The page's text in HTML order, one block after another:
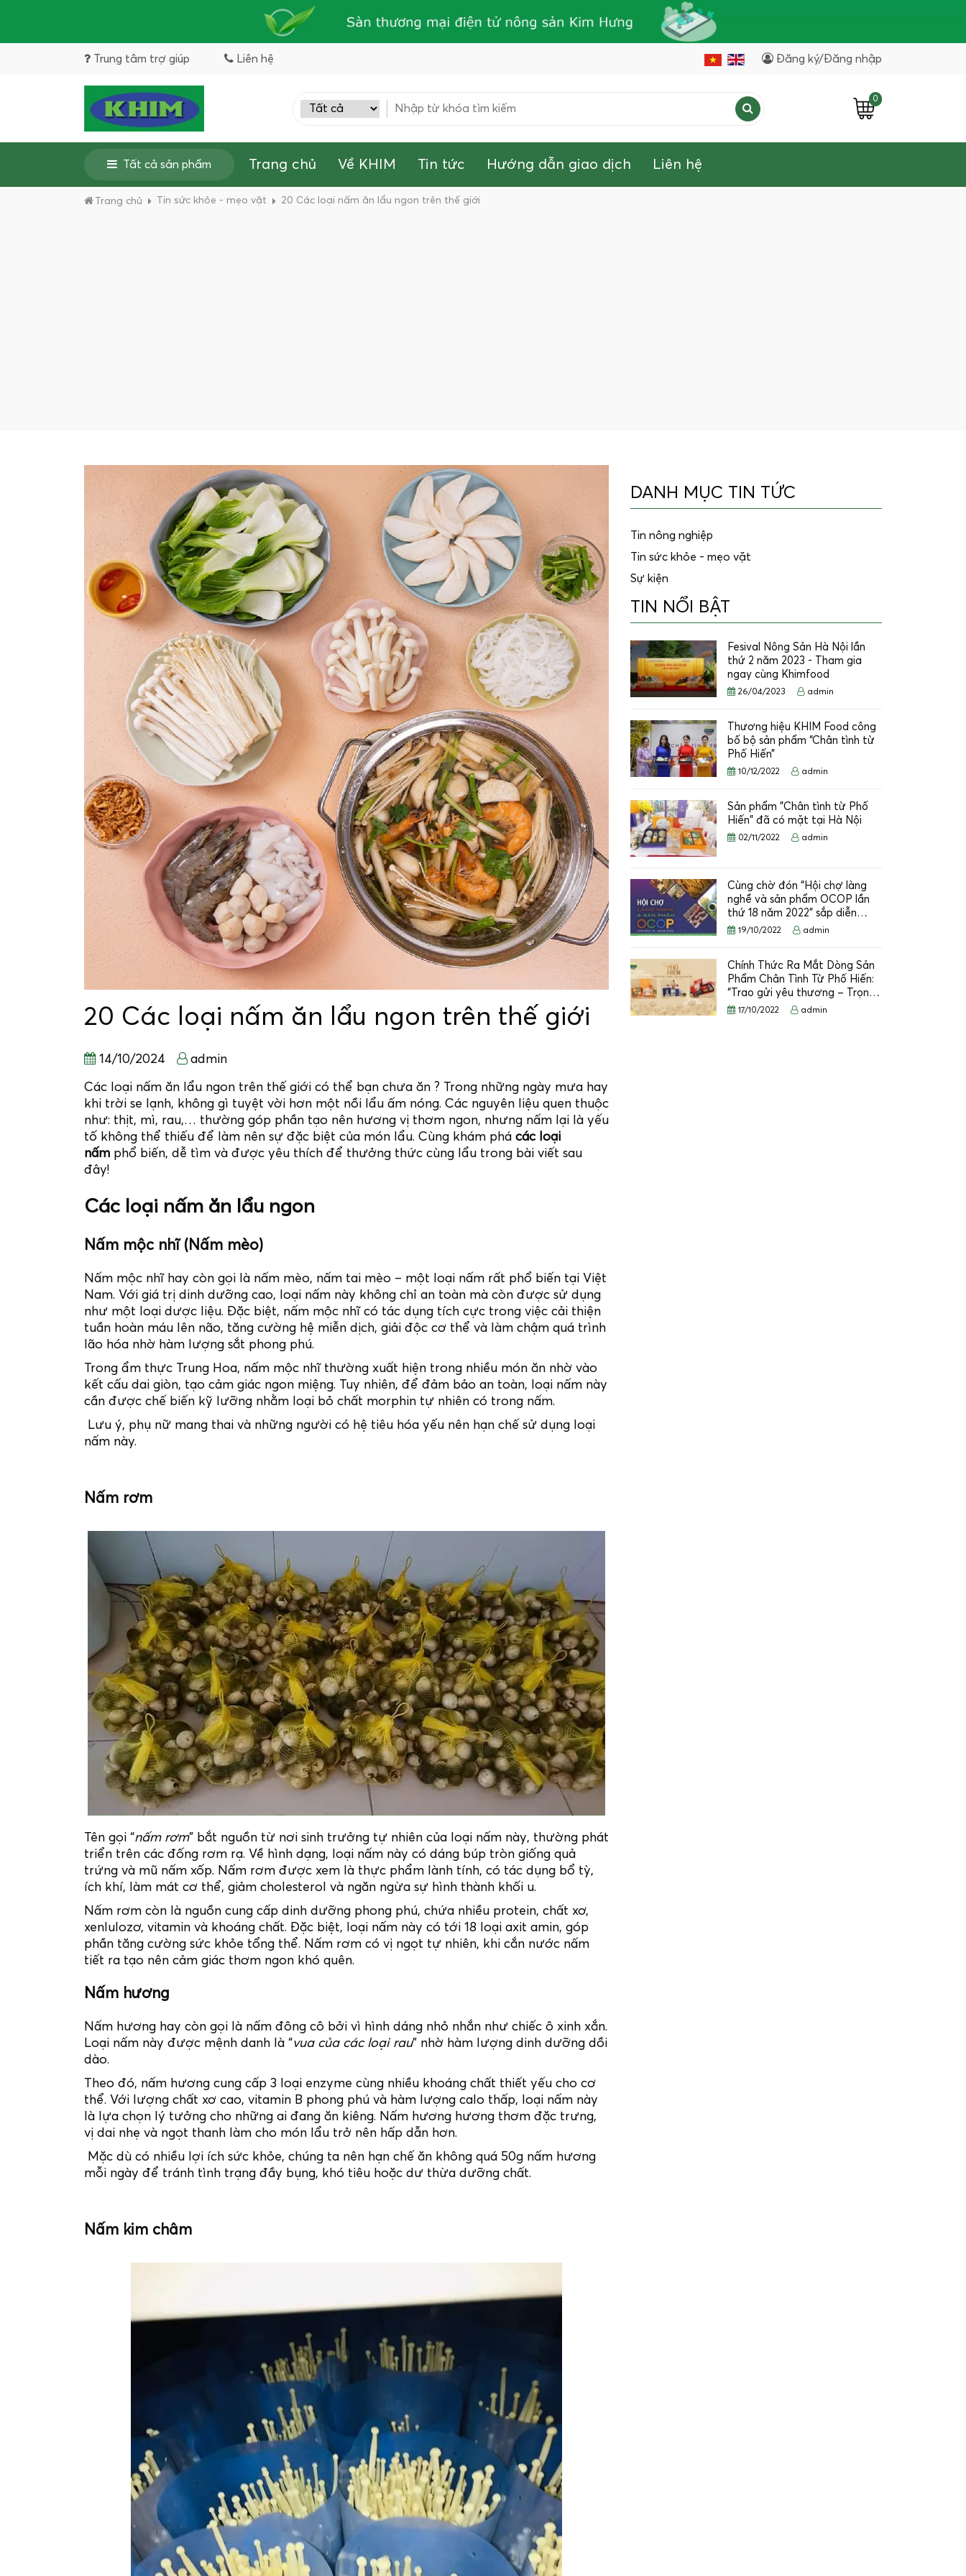
Trung tâm trợ giúp Liên hệ Đăng ký/Đăng nhập
0
Tất cả sản phẩm Trang chủ Về KHIM Tin tức Hướng dẫn giao dịch Liên hệ
Trang chủ Tin sức khỏe - mẹo vặt 20 Các loại nấm ăn lẩu ngon trên thế giới
20 Các loại nấm ăn lẩu ngon trên thế giới
14/10/2024 admin
Các loại nấm ăn lẩu ngon trên thế giới có thể bạn chưa ăn ? Trong những ngày mưa hay
khi trời se lạnh, không gì tuyệt vời hơn một nồi lẩu ấm nóng. Các nguyên liệu quen thuộc
như: thịt, mì, rau,… thường góp phần tạo nên hương vị thơm ngon, nhưng nấm lại là yếu
tố không thể thiếu để làm nên sự đặc biệt của món lẩu. Cùng khám phá các loại
nấm phổ biến, dễ tìm và được yêu thích để thưởng thức cùng lẩu trong bài viết sau
đây!
Các loại nấm ăn lẩu ngon
Nấm mộc nhĩ (Nấm mèo)
Nấm mộc nhĩ hay còn gọi là nấm mèo, nấm tai mèo – một loại nấm rất phổ biến tại Việt
Nam. Với giá trị dinh dưỡng cao, loại nấm này không chỉ an toàn mà còn được sử dụng
như một loại dược liệu. Đặc biệt, nấm mộc nhĩ có tác dụng tích cực trong việc cải thiện
tuần hoàn máu lên não, tăng cường hệ miễn dịch, giải độc cơ thể và làm chậm quá trình
lão hóa nhờ hàm lượng sắt phong phú.
Trong ẩm thực Trung Hoa, nấm mộc nhĩ thường xuất hiện trong nhiều món ăn nhờ vào
kết cấu dai giòn, tạo cảm giác ngon miệng. Tuy nhiên, để đảm bảo an toàn, loại nấm này
cần được chế biến kỹ lưỡng nhằm loại bỏ chất morphin tự nhiên có trong nấm.
Lưu ý, phụ nữ mang thai và những người có hệ tiêu hóa yếu nên hạn chế sử dụng loại
nấm này.
Nấm rơm
Tên gọi “nấm rơm” bắt nguồn từ nơi sinh trưởng tự nhiên của loại nấm này, thường phát
triển trên các đống rơm rạ. Về hình dạng, loại nấm này có dáng búp tròn giống quả
trứng và mũ nấm xốp. Nấm rơm được xem là thực phẩm lành tính, có tác dụng bổ tỳ,
ích khí, làm mát cơ thể, giảm cholesterol và ngăn ngừa sự hình thành khối u.
Nấm rơm còn là nguồn cung cấp dinh dưỡng phong phú, chứa nhiều protein, chất xơ,
xenlulozơ, vitamin và khoáng chất. Đặc biệt, loại nấm này có tới 18 loại axit amin, góp
phần tăng cường sức khỏe tổng thể. Nấm rơm có vị ngọt tự nhiên, khi cắn nước nấm
tiết ra tạo nên cảm giác thơm ngon khó quên.
Nấm hương
Nấm hương hay còn gọi là nấm đông cô bởi vì hình dáng nhỏ nhắn như chiếc ô xinh xắn.
Loại nấm này được mệnh danh là “vua của các loại rau” nhờ hàm lượng dinh dưỡng dồi
dào.
Theo đó, nấm hương cung cấp 3 loại enzyme cùng nhiều khoáng chất thiết yếu cho cơ
thể. Với lượng chất xơ cao, vitamin B phong phú và hàm lượng calo thấp, loại nấm này
là lựa chọn lý tưởng cho những ai đang ăn kiêng. Nấm hương hương thơm đặc trưng,
vị dai nhẹ và ngọt thanh làm cho món lẩu trở nên hấp dẫn hơn.
Mặc dù có nhiều lợi ích sức khỏe, chúng ta nên hạn chế ăn không quá 50g nấm hương
mỗi ngày để tránh tình trạng đầy bụng, khó tiêu hoặc dư thừa dưỡng chất.
Nấm kim châm
DANH MỤC TIN TỨC
Tin nông nghiệp
Tin sức khỏe - mẹo vặt
Sự kiện
TIN NỔI BẬT
Fesival Nông Sản Hà Nội lần
thứ 2 năm 2023 - Tham gia
ngay cùng Khimfood
26/04/2023 admin
Thương hiệu KHIM Food công
bố bộ sản phẩm “Chân tình từ
Phố Hiến”
10/12/2022 admin
Sản phẩm "Chân tình từ Phố
Hiến" đã có mặt tại Hà Nội
02/11/2022 admin
Cùng chờ đón “Hội chợ làng
nghề và sản phẩm OCOP lần
thứ 18 năm 2022” sắp diễn…
19/10/2022 admin
Chính Thức Ra Mắt Dòng Sản
Phẩm Chân Tình Từ Phố Hiến:
“Trao gửi yêu thương – Trọn…
17/10/2022 admin